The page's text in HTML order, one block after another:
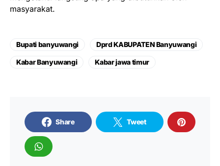
masyarakat.
Bupati banyuwangi Dprd KABUPATEN Banyuwangi
Kabar Banyuwangi Kabar jawa timur
Share Tweet